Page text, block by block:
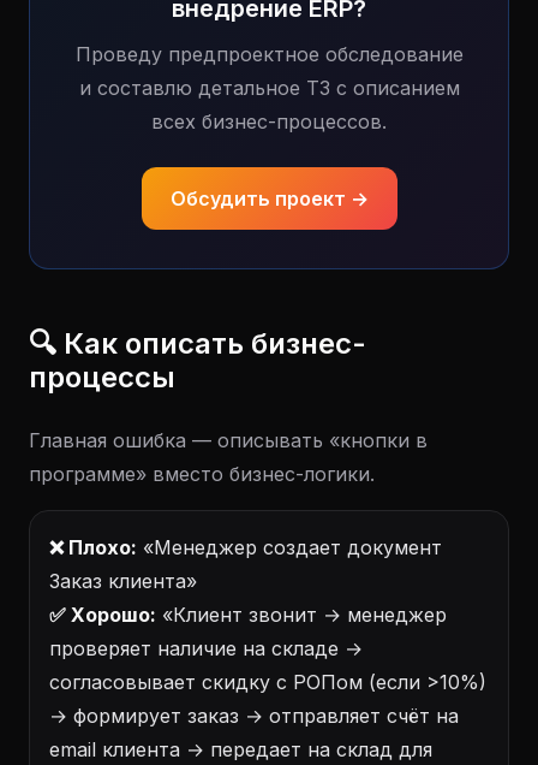
внедрение ERP?
Проведу предпроектное обследование
и составлю детальное ТЗ с описанием
всех бизнес-процессов.
Обсудить проект →
🔍 Как описать бизнес-
процессы
Главная ошибка — описывать «кнопки в
программе» вместо бизнес-логики.
❌ Плохо: «Менеджер создает документ
Заказ клиента»
✅ Хорошо: «Клиент звонит → менеджер
проверяет наличие на складе →
согласовывает скидку с РОПом (если >10%)
→ формирует заказ → отправляет счёт на
email клиента → передает на склад для